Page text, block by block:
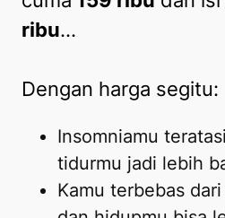
ribu…
Dengan harga segitu:
Insomniamu
tidurmu jadi lebih
Kamu terbebas